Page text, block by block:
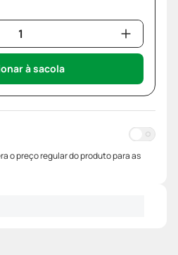
à sacola
o preço regular do produto para as